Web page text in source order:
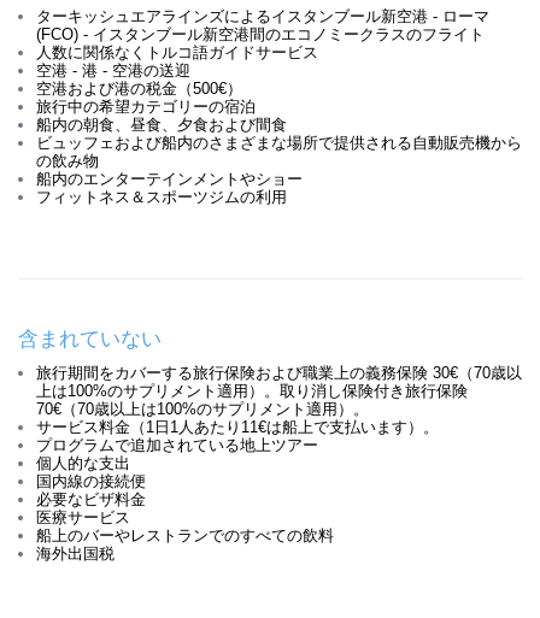
ターキッシュエアラインズによるイスタンブール新空港 - ローマ
(FCO) - イスタンブール新空港間のエコノミークラスのフライト
人数に関係なくトルコ語ガイドサービス
空港 - 港 - 空港の送迎
空港および港の税金（500€）
旅行中の希望カテゴリーの宿泊
船内の朝食、昼食、夕食および間食
ビュッフェおよび船内のさまざまな場所で提供される自動販売機から
の飲み物
船内のエンターテインメントやショー
フィットネス＆スポーツジムの利用
含まれていない
旅行期間をカバーする旅行保険および職業上の義務保険 30€（70歳以
上は100%のサプリメント適用）。取り消し保険付き旅行保険
70€（70歳以上は100%のサプリメント適用）。
サービス料金（1日1人あたり11€は船上で支払います）。
プログラムで追加されている地上ツアー
個人的な支出
国内線の接続便
必要なビザ料金
医療サービス
船上のバーやレストランでのすべての飲料
海外出国税